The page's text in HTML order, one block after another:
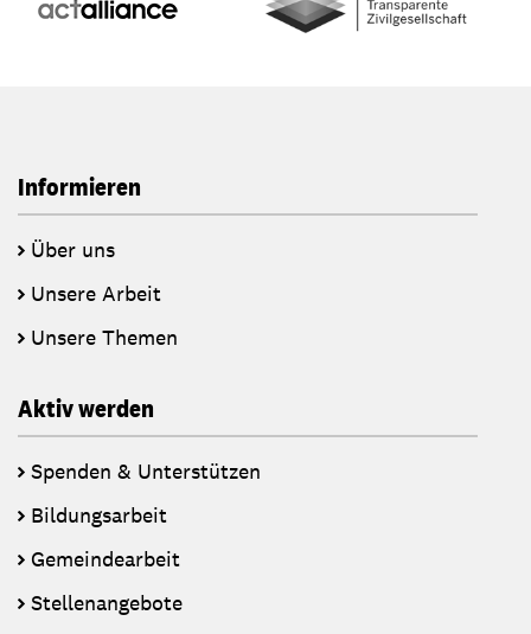
Informieren
Über uns
Unsere Arbeit
Unsere Themen
Aktiv werden
Spenden & Unterstützen
Bildungsarbeit
Gemeindearbeit
Stellenangebote